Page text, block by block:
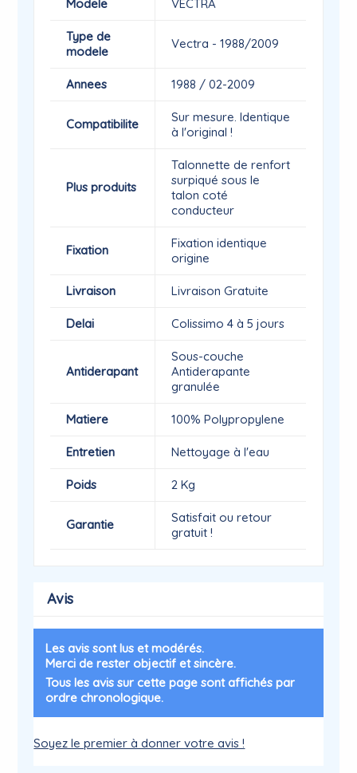
Modele VECTRA
Type de
modele
Vectra - 1988/2009
Annees 1988 / 02-2009
Compatibilite
Sur mesure. Identique
à l'original !
Plus produits
Talonnette de renfort
surpiqué sous le
talon coté
conducteur
Fixation
Fixation identique
origine
Livraison Livraison Gratuite
Delai Colissimo 4 à 5 jours
Antiderapant
Sous-couche
Antiderapante
granulée
Matiere 100% Polypropylene
Entretien Nettoyage à l'eau
Poids 2 Kg
Garantie
Satisfait ou retour
gratuit !
Avis
Les avis sont lus et modérés.
Merci de rester objectif et sincère.
Tous les avis sur cette page sont affichés par
ordre chronologique.
Soyez le premier à donner votre avis !